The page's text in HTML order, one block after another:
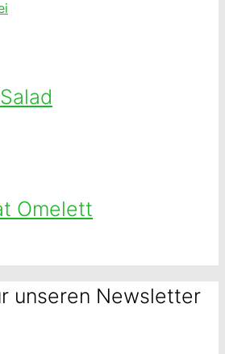
Omelett
unseren Newsletter